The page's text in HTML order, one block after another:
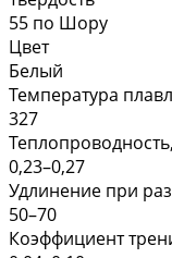
55 по Шору
Цвет
Белый
Температура
327
0,23–0,27
Удлинение при
50–70
Коэффициент